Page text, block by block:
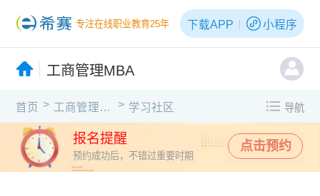
专注在线职业教育25年 下载APP 小程序
工商管理MBA
首页 > 工商管理MBA > 学习社区 导航
报名提醒
预约成功后，不错过重要时期
点击预约